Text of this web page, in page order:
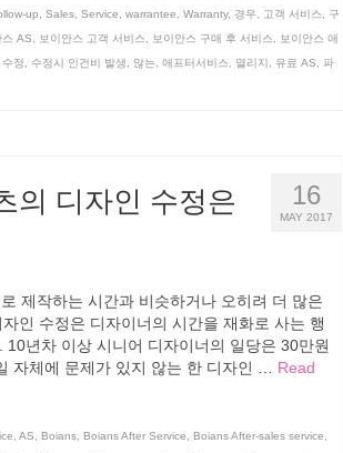
up Sales, Service warrantee Warranty, 경우 고객 서비스
구
스 AS 보이안스 고객 서비스 보이안스 구매 후 서비스
보이안스 애
수정 수정시 인건비 발생 않는 애프터서비스 열리지 유료 AS
파
16
MAY 2017
의 디자인 수정은
제작하는 시간과 비슷하거나 오히려 더 많은
인 수정은 디자이너의 시간을 재화로 사는 행
10년차 이상 시니어 디자이너의 일당은 30만원
자체에 문제가 있지 않는 한 디자인 … Read
AS Boians, Boians After Service Boians After-sales service